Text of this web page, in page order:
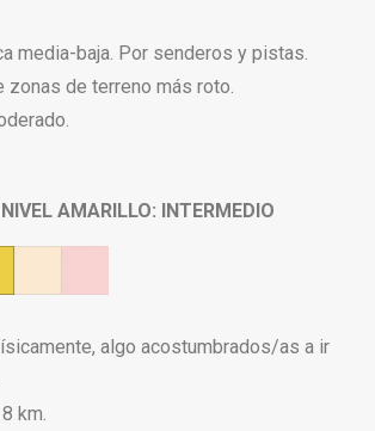
media-baja. Por senderos y pistas.
zonas de terreno más roto.
AMARILLO: INTERMEDIO
algo acostumbrados/as a ir
km.